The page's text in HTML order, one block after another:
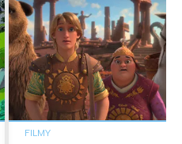
FILMY